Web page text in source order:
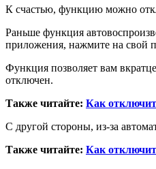
К счастью, функцию можно
Раньше функция
приложения, нажмите на свой
Функция позволяет вам
отключен.
Также читайте: Как
С другой стороны, из-за
Также читайте: Как